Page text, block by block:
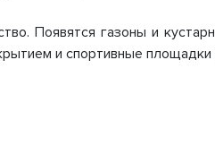
Появятся газоны и
и спортивные